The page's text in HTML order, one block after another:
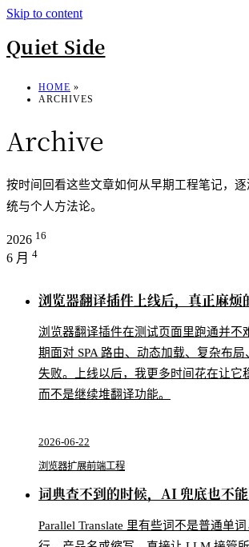
Skip to content
Quiet Side
HOME »
ARCHIVES
Archive
按时间回看这些文章如何从早期工程笔记，
统与个人方法论。
2026 16
6 月 4
浏览器翻译插件上线后，真正麻烦
浏览器翻译插件在测试页面里跑通并不
期面对 SPA 路由、动态加载、复杂布
失败。上线以后，我更多时间花在让它
而不是继续堆翻译功能。
2026-06-22
浏览器扩展前端工程
词典查不到的时候，AI 兜底也不
Parallel Translate 里有些词不是普通单